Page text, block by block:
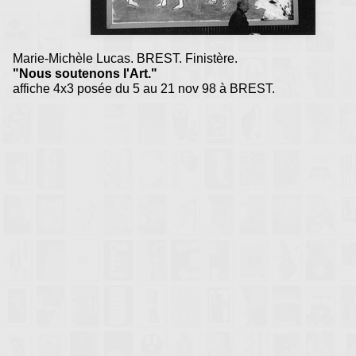
Marie-Michèle Lucas. BREST. Finistère.
"Nous soutenons l'Art."
affiche 4x3 posée du 5 au 21 nov 98 à BREST.